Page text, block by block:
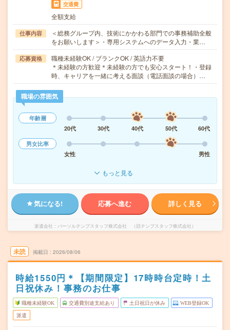
交通費
全額支給
仕事内容
＜総務グループ内、技術にかかわる部門での事務補助全般
をお願いします＞・専用システムへのデータ入力・業…
応募資格
職種未経験OK / ブランクOK / 英語力不要
＊未経験の方歓迎＊未経験の方でも安心スタート！・登録
時、キャリアを一緒に考える面談（電話面談の場合）…
職場の雰囲気
年齢層
20代
30代 40代 50代
60代
男女比率
女性
男性
もっと見る
気になる! 応募へ進む 詳しく見る
派遣会社 パーソルテンプスタッフ株式会社 （旧テンプスタッフ株式会社）
未読 掲載日 2026/08/06
時給1550円＊【期間限定】17時時台定時！土
日祝休み！事務のお仕事
職種未経験OK 交通費別途支給あり 土日祝日が休み WEB登録OK
派遣